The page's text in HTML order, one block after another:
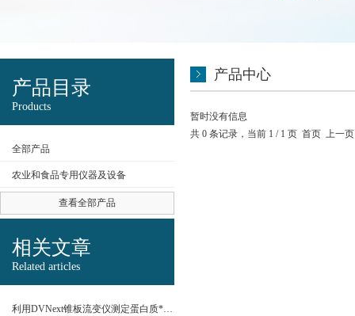
公司名称
产品目录
Products
全部产品
农业和食品专用仪器及设备
查看全部产品
相关文章
Related articles
利用DVNext锥板流变仪测定蛋白质**制剂的粘度
产品中心
暂时没有信息
共 0 条记录，当前 1 / 1 页 首页 上一